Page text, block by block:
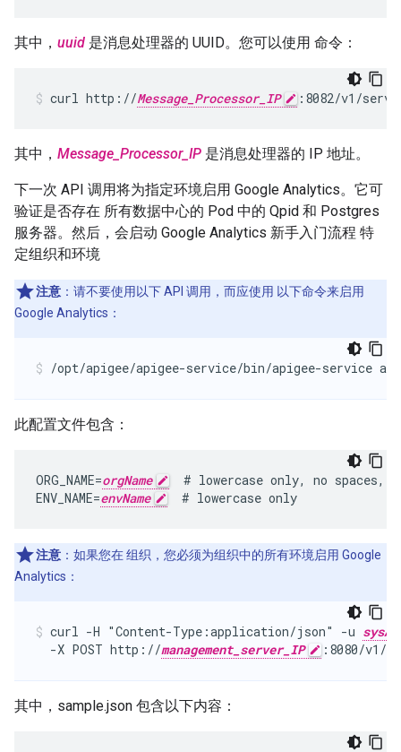
其中， uuid 是消息处理器的 UUID。您可以使用 命令：
curl http://Message_Processor_IP :8082/v1/
其中， Message_Processor_IP 是消息处理器的 IP 地址。
下一次 API 调用将为指定环境启用 Google Analytics。它可
验证是否存在 所有数据中心的 Pod 中的 Qpid 和 Postgres
服务器。然后，会启动 Google Analytics 新手入门流程 特
定组织和环境
注意 ：请不要使用以下 API 调用，而应使用 以下命令来启用
Google Analytics：
/opt/apigee/apigee-service/bin/apigee-service
此配置文件包含：
ORG_NAME=orgName
# lowercase only, no spaces,
ENV_NAME=envName
  # lowercase only
注意 ：如果您在 组织，您必须为组织中的所有环境启用 Google
Analytics：
curl -H "Content-Type:application/json" -u
  -X POST http://
management_server_IP :8080/v1/
其中，sample.json 包含以下内容：